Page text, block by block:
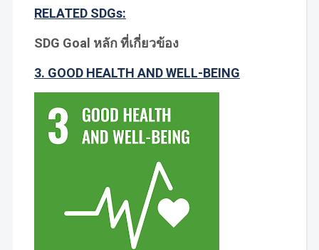
RELATED SDGs:
SDG Goal หลัก ที่เกี่ยวข้อง
3. GOOD HEALTH AND WELL-BEING